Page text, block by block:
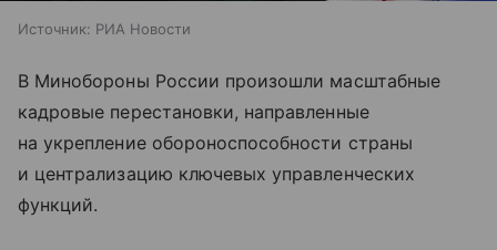
Источник: РИА Новости
В Минобороны России произошли масштабные
кадровые перестановки, направленные
на укрепление обороноспособности страны
и централизацию ключевых управленческих
функций.